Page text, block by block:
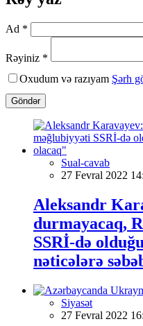
Ad *
Rəyiniz *
Oxudum və razıyam Şərh
Göndər
Sual-cavab
27 Fevral 2022
Aleksandr
durmayacaq,
SSRİ-də
nəticələrə
Siyasət
27 Fevral 2022